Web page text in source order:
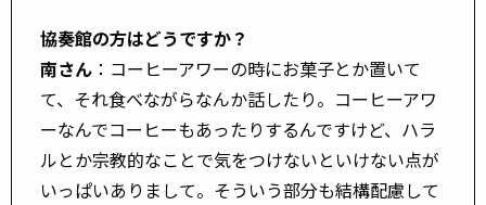
協奏館の方はどうですか？
南さん ：コーヒーアワーの時にお菓子とか置いて
て、それ食べながらなんか話したり。コーヒーアワ
ーなんでコーヒーもあったりするんですけど、ハラ
ルとか宗教的なことで気をつけないといけない点が
いっぱいありまして。そういう部分も結構配慮して